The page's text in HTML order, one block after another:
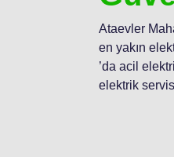
Ataevler
en yakın
’da acil
elektrik